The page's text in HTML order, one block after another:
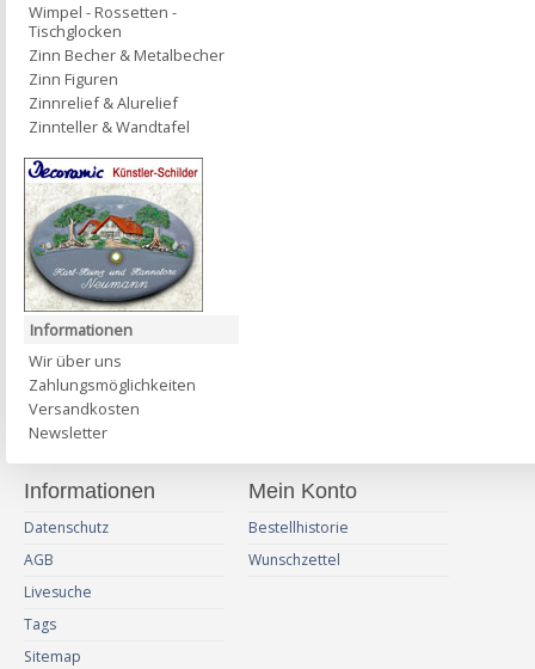
Wimpel - Rossetten -
Tischglocken
Zinn Becher & Metalbecher
Zinn Figuren
Zinnrelief & Alurelief
Zinnteller & Wandtafel
Informationen
Wir über uns
Zahlungsmöglichkeiten
Versandkosten
Newsletter
Informationen
Datenschutz
AGB
Livesuche
Tags
Sitemap
Mein Konto
Bestellhistorie
Wunschzettel